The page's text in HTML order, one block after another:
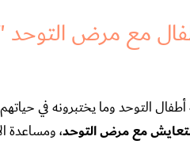
مع مرض التوحد
التوحد وما يختبرونه في
مع مرض التوحد، ومساعدة